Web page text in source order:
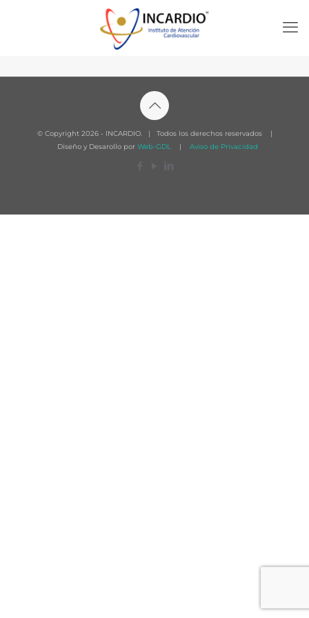
© Copyright 2026 - INCARDIO. | Todos los derechos reservados |
Diseño y Desarollo por Web-GDL | Aviso de Privacidad